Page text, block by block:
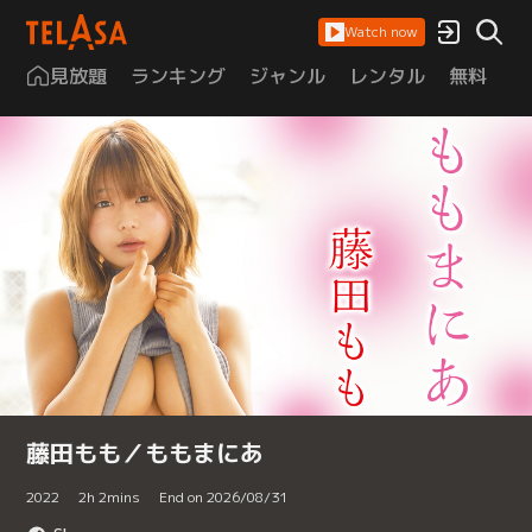
Watch now
見放題 ランキング ジャンル レンタル 無料
藤田もも／ももまにあ
2022 2h 2mins End on 2026/08/31